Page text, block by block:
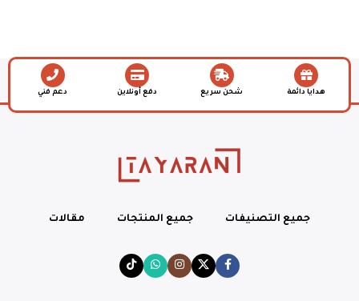
هدايا دائمة شحن سريع دفع أونلاين دعم فني
جميع التصنيفات جميع المنتجات مقالات